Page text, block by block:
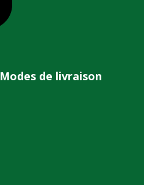
Modes de livraison